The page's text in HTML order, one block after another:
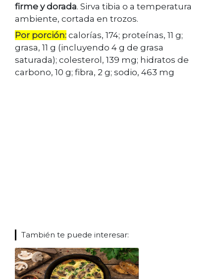
firme y dorada. Sirva tibia o a temperatura
ambiente, cortada en trozos.
Por porción: calorías, 174; proteínas, 11 g;
grasa, 11 g (incluyendo 4 g de grasa
saturada); colesterol, 139 mg; hidratos de
carbono, 10 g; fibra, 2 g; sodio, 463 mg
También te puede interesar: